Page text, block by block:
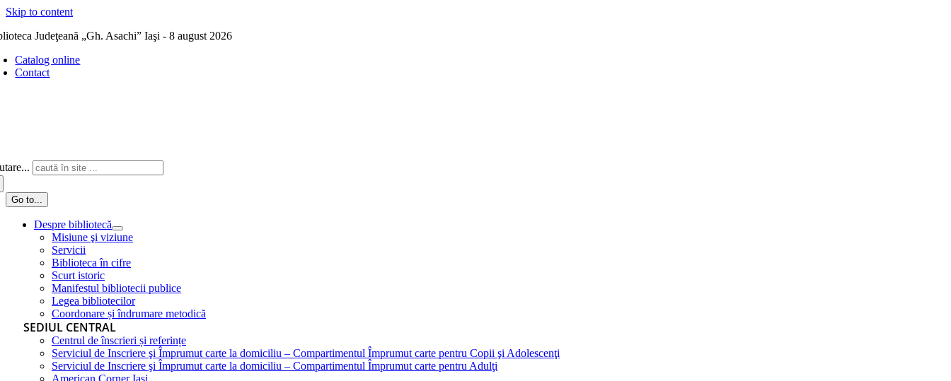
Skip to content
Judeţeană „Gh. Asachi” Iaşi - 8 august 2026
Catalog online
Contact
Go to...
Despre bibliotecă
Misiune şi viziune
Servicii
Biblioteca în cifre
Scurt istoric
Manifestul bibliotecii publice
Legea bibliotecilor
Coordonare și îndrumare metodică
SEDIUL CENTRAL
Centrul de înscrieri și referințe
Serviciul de Inscriere şi Împrumut carte la domiciliu – Compartimentul Împrumut carte pentru Copii şi Adolescenţi
Serviciul de Inscriere şi Împrumut carte la domiciliu – Compartimentul Împrumut carte pentru Adulţi
American Corner Iaşi